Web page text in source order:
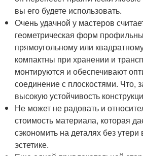
вы его будете использовать.
Очень удачной у мастеров
геометрическая форм
прямоугольному или
компактны при хранении и
монтируются и обеспечивают
соединение с плоскостями. Что,
высокую устойчивость
Не может не радовать и
стоимость материала, которая
сэкономить на деталях без утери
эстетике.